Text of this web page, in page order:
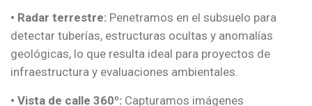
• Radar terrestre: Penetramos en el subsuelo para
detectar tuberías, estructuras ocultas y anomalías
geológicas, lo que resulta ideal para proyectos de
infraestructura y evaluaciones ambientales.
• Vista de calle 360º: Capturamos imágenes